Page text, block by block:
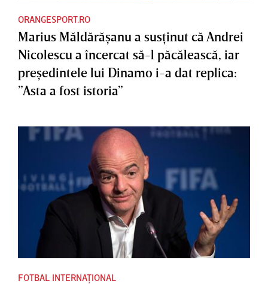
ORANGESPORT.RO
Marius Măldărăşanu a susţinut că Andrei
Nicolescu a încercat să-l păcălească, iar
preşedintele lui Dinamo i-a dat replica:
”Asta a fost istoria”
FOTBAL INTERNAȚIONAL